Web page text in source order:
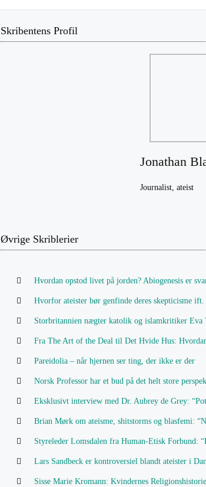
Skribentens Profil
Jonathan
Journalist, ateist
Øvrige Skriblerier
Hvordan opstod livet på jorden? Abiogenesis er
Hvorfor ateister bør genfinde deres skepticisme
Storbritannien nægter katolik og islamkritiker
Fra The Art of the Deal til Det Hvide Hus:
Pareidolia – når hjernen ser ting, der ikke er der
Norsk Professor har et bud på det helt store
Eksklusivt interview med Dr. Aubrey de Grey:
Brian Mørk om ateisme, shitstorms og blasfemi:
Styreleder Lomsdalen fra Human-Etisk Forbund:
Lars Sandbeck er kontroversiel blandt ateister i
Sisse Marie Kromann: Kvindernes